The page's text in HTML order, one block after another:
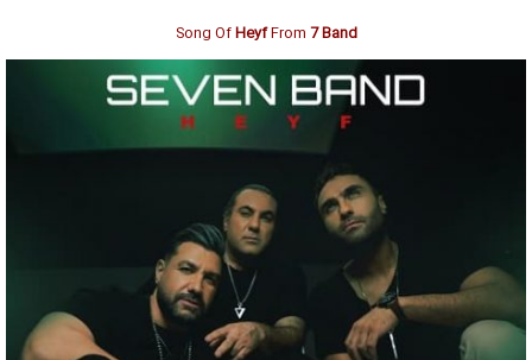
Song OfHeyfFrom 7 Band